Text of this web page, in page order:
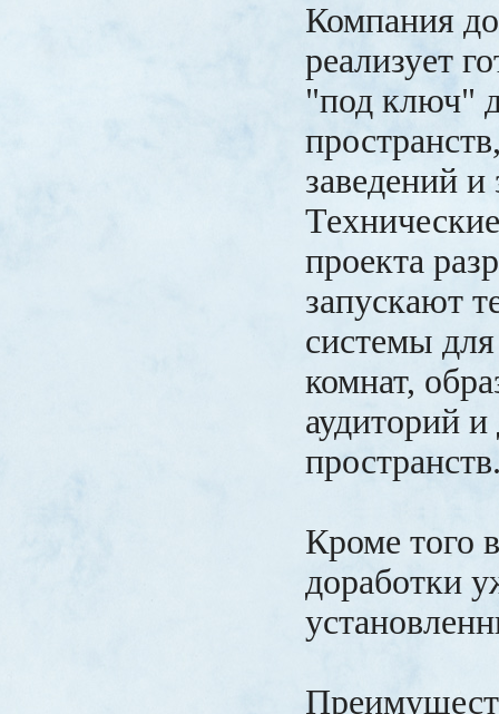
Компания
реализует
"под ключ"
заведений
проекта
запускают
системы
комнат,
аудиторий и
Кроме того
доработки